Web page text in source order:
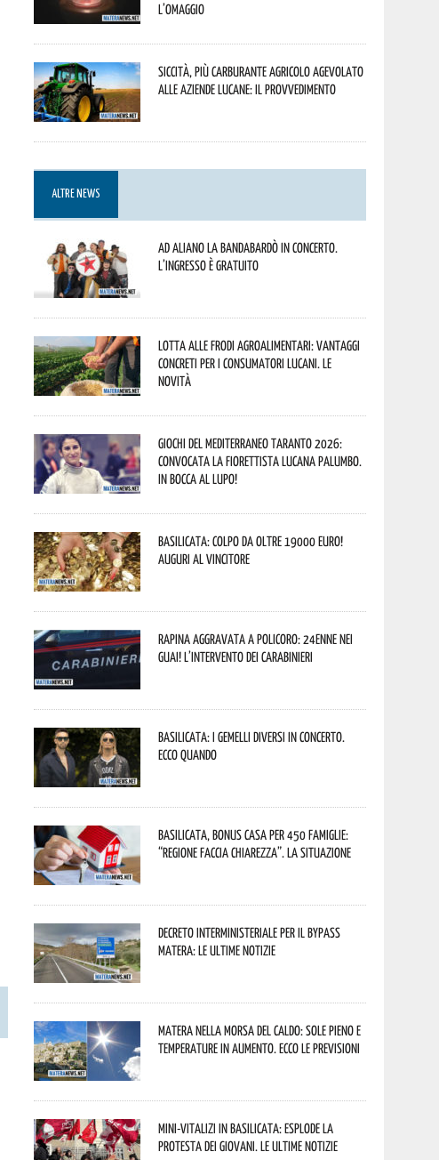
l’omaggio
Siccità, più carburante agricolo agevolato
alle aziende lucane: il provvedimento
ALTRE NEWS
Ad Aliano la Bandabardò in concerto.
L’ingresso è gratuito
Lotta alle frodi agroalimentari: vantaggi
concreti per i consumatori lucani. Le
novità
Giochi del Mediterraneo Taranto 2026:
convocata la fiorettista lucana Palumbo.
In bocca al lupo!
Basilicata: colpo da oltre 19000 Euro!
Auguri al vincitore
Rapina aggravata a Policoro: 24enne nei
guai! L’intervento dei Carabinieri
Basilicata: i Gemelli DiVersi in concerto.
Ecco quando
Basilicata, Bonus casa per 450 famiglie:
“Regione faccia chiarezza”. La situazione
Decreto interministeriale per il Bypass
Matera: le ultime notizie
Matera nella morsa del caldo: sole pieno e
temperature in aumento. Ecco le previsioni
Mini-vitalizi in Basilicata: esplode la
protesta dei giovani. Le ultime notizie